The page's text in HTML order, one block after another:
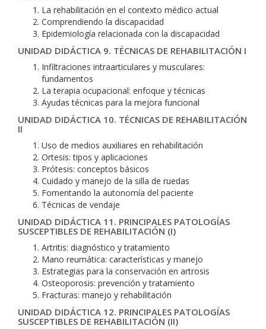
La rehabilitación en el contexto médico actual
Comprendiendo la discapacidad
Epidemiología relacionada con la discapacidad
UNIDAD DIDÁCTICA 9. TÉCNICAS DE REHABILITACIÓN I
Infiltraciones intraarticulares y musculares:
fundamentos
La terapia ocupacional: enfoque y técnicas
Ayudas técnicas para la mejora funcional
UNIDAD DIDÁCTICA 10. TÉCNICAS DE REHABILITACIÓN
II
Uso de medios auxiliares en rehabilitación
Ortesis: tipos y aplicaciones
Prótesis: conceptos básicos
Cuidado y manejo de la silla de ruedas
Fomentando la autonomía del paciente
Técnicas de vendaje
UNIDAD DIDÁCTICA 11. PRINCIPALES PATOLOGÍAS
SUSCEPTIBLES DE REHABILITACIÓN (I)
Artritis: diagnóstico y tratamiento
Mano reumática: características y manejo
Estrategias para la conservación en artrosis
Osteoporosis: prevención y tratamiento
Fracturas: manejo y rehabilitación
UNIDAD DIDÁCTICA 12. PRINCIPALES PATOLOGÍAS
SUSCEPTIBLES DE REHABILITACIÓN (II)